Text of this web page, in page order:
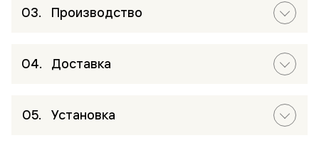
Производство
Доставка
Установка